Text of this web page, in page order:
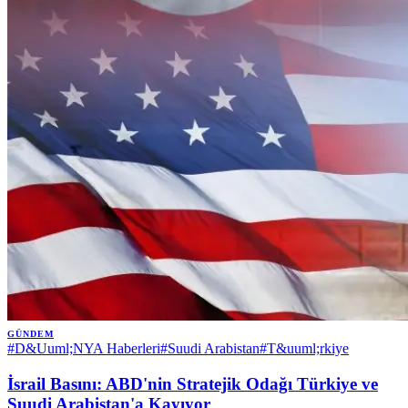
GÜNDEM
#D&Uuml;NYA Haberleri#Suudi Arabistan#T&uuml;rkiye
İsrail Basını: ABD'nin Stratejik Odağı Türkiye ve
Suudi Arabistan'a Kayıyor